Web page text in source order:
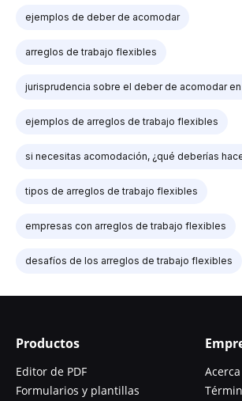
ejemplos de deber de acomodar
arreglos de trabajo flexibles
jurisprudencia sobre el deber de acomodar en
ejemplos de arreglos de trabajo flexibles
si necesitas acomodación, ¿qué deberías
tipos de arreglos de trabajo flexibles
empresas con arreglos de trabajo flexibles
desafíos de los arreglos de trabajo flexibles
Productos
Editor de PDF
Formularios y plantillas